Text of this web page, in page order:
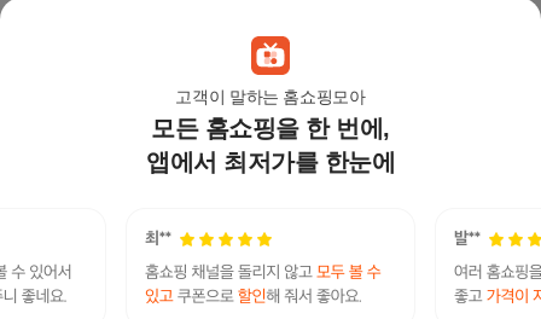
고객이 말하는 홈쇼핑모아
모든 홈쇼핑을 한 번에,
앱에서 최저가를 한눈에
키친구 무선 유리 이유식 야채 마늘 전동 다지기 고
기 분쇄기 600ML
44,000 원
케어프린 무선 멀티 다지기 600ml, EMC503